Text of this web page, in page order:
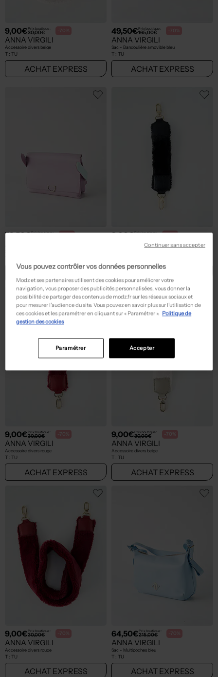
9,00€Prix boutique :
30,00€ -70%
ANNA VIRGILI
Accessoire divers beige
T : TU
ACHAT EXPRESS
49,50€Prix boutique :
165,00€ -70%
ANNA VIRGILI
Sac - Bandoulière amovible bleu
T : TU
ACHAT EXPRESS
73,50€Prix boutique : -70%
Sac - Bandoulière amovible violet
ACHAT EXPRESS
9,00€Prix boutique : -70%
ANNA VIRGILI
9,00€Prix boutique :
30,00€ -70%
ANNA VIRGILI
Accessoire divers rouge
T : TU
ACHAT EXPRESS
9,00€Prix boutique :
30,00€ -70%
ANNA VIRGILI
Accessoire divers beige
T : TU
ACHAT EXPRESS
9,00€Prix boutique :
30,00€ -70%
ANNA VIRGILI
Accessoire divers rouge
T : TU
ACHAT EXPRESS
64,50€Prix boutique :
215,00€ -70%
ANNA VIRGILI
Sac - Multipoches bleu
T : TU
ACHAT EXPRESS
Vous pouvez contrôler vos données personnelles
Modz et ses partenaires utilisent des cookies pour améliorer votre
navigation, vous proposer des publicités personnalisées, vous donner la
possibilité de partager des contenus de modz.fr sur les réseaux sociaux et
pour mesurer l’audience du site. Vous pouvez en savoir plus sur l’utilisation de
ces cookies et les paramétrer en cliquant sur « Paramétrer ». Politique de
gestion des cookies
Accepter
Paramétrer
Continuer sans accepter